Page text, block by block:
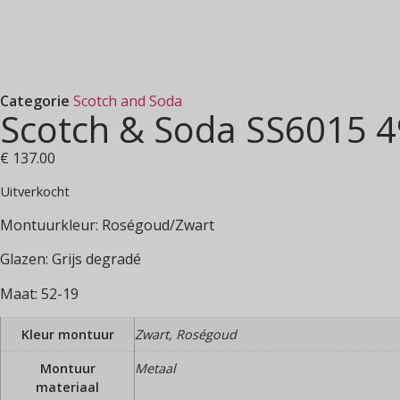
Categorie Scotch and Soda
Scotch & Soda SS6015
€ 137.00
Uitverkocht
Montuurkleur: Roségoud/Zwart
Glazen: Grijs degradé
Maat: 52-19
Kleur montuur
Zwart, Roségoud
Montuur
materiaal
Metaal